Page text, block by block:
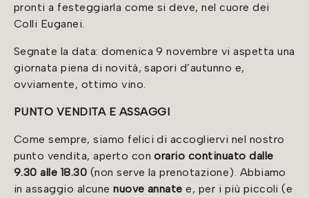
pronti a festeggiarla come si deve, nel cuore dei
Colli Euganei.
Segnate la data: domenica 9 novembre vi aspetta una
giornata piena di novità, sapori d’autunno e,
ovviamente, ottimo vino.
PUNTO VENDITA E ASSAGGI
Come sempre, siamo felici di accogliervi nel nostro
punto vendita, aperto conorario continuato dalle
9.30 alle 18.30 (non serve la prenotazione). Abbiamo
in assaggio alcunenuove annate e, per i più piccoli (e